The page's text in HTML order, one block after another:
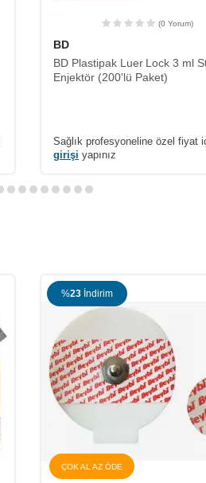
(0 Yorum)
BD
BD Plastipak Luer Lock 3 ml
Enjektör (200'lü Paket)
Sağlık profesyoneline özel fiyat
girişi yapınız
%23 İndirim
ÇOK AL AZ ÖDE